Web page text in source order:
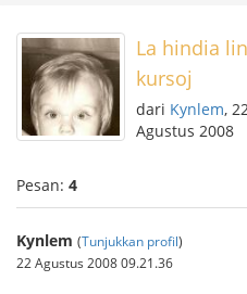
La hindia
kursoj
dari Kynlem,
Agustus 2008
Pesan: 4
Kynlem (Tunjukkan profil)
22 Agustus 2008 09.21.36